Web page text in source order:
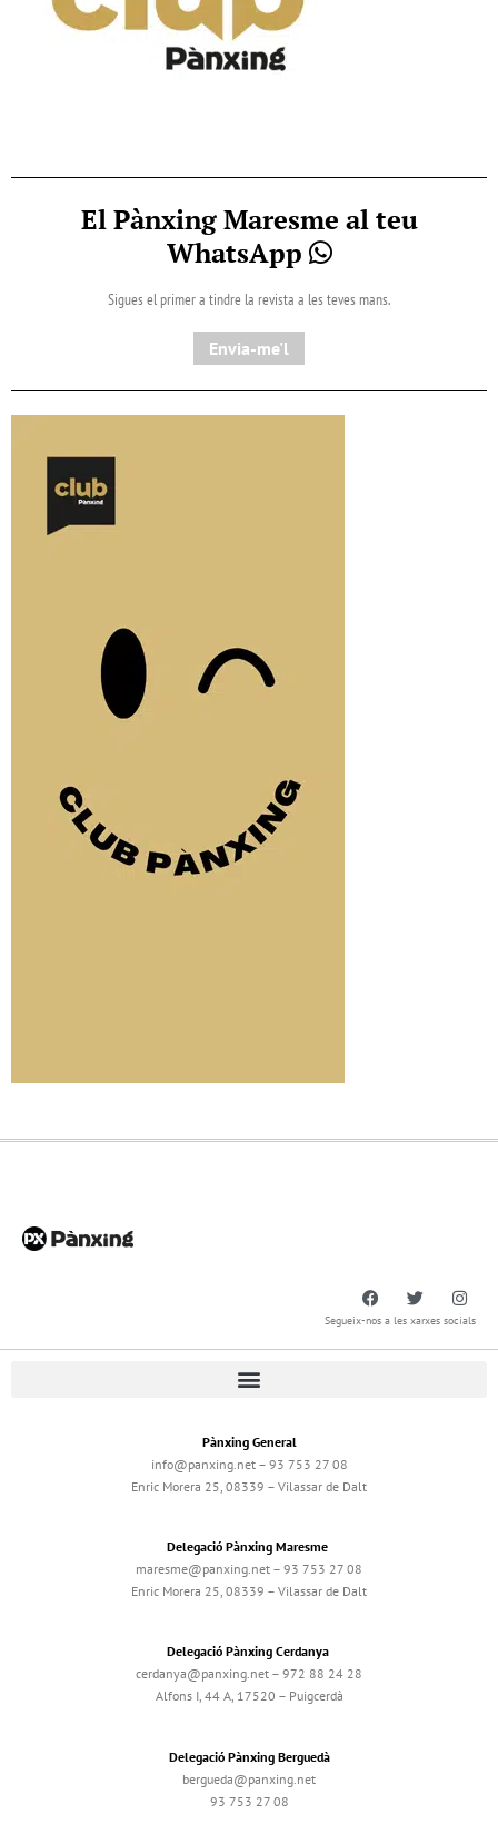
El Pànxing Maresme al teu
WhatsApp
Sigues el primer a tindre la revista a les teves mans.
Envia-me'l
Segueix-nos a les xarxes socials
Pànxing General
info@panxing.net – 93 753 27 08
Enric Morera 25, 08339 – Vilassar de Dalt
Delegació Pànxing Maresme
maresme@panxing.net – 93 753 27 08
Enric Morera 25, 08339 – Vilassar de Dalt
Delegació Pànxing Cerdanya
cerdanya@panxing.net – 972 88 24 28
Alfons I, 44 A, 17520 – Puigcerdà
Delegació Pànxing Berguedà
bergueda@panxing.net
93 753 27 08